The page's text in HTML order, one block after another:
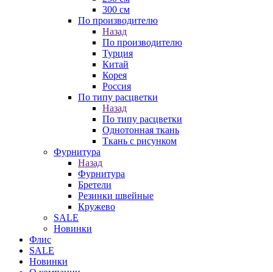
300 см
По производителю
Назад
По производителю
Турция
Китай
Корея
Россия
По типу расцветки
Назад
По типу расцветки
Однотонная ткань
Ткань с рисунком
Фурнитура
Назад
Фурнитура
Бретели
Резинки швейные
Кружево
SALE
Новинки
Флис
SALE
Новинки